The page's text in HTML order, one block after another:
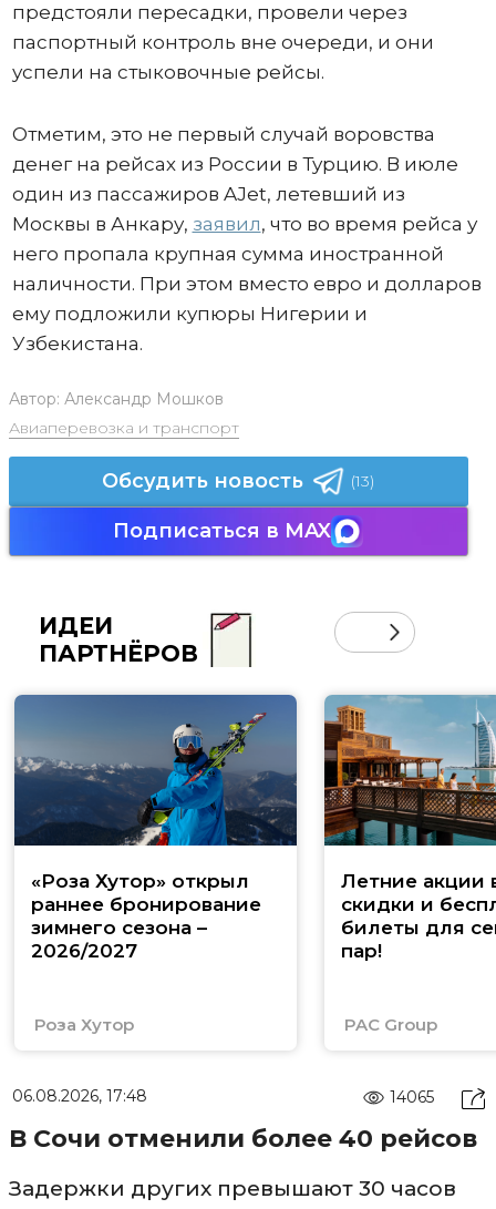
предстояли пересадки, провели через
паспортный контроль вне очереди, и они
успели на стыковочные рейсы.
Отметим, это не первый случай воровства
денег на рейсах из России в Турцию. В июле
один из пассажиров AJet, летевший из
Москвы в Анкару, заявил, что во время рейса у
него пропала крупная сумма иностранной
наличности. При этом вместо евро и долларов
ему подложили купюры Нигерии и
Узбекистана.
Автор: Александр Мошков
Авиаперевозка и транспорт
Обсудить новость (13)
Подписаться в MAX
ИДЕИ
ПАРТНЁРОВ
«Роза Хутор» открыл
раннее бронирование
зимнего сезона –
2026/2027
Роза Хутор
Летние акции
скидки и
билеты для
пар!
PAC Group
06.08.2026, 17:48 14065
В Сочи отменили более 40 рейсов
Задержки других превышают 30 часов